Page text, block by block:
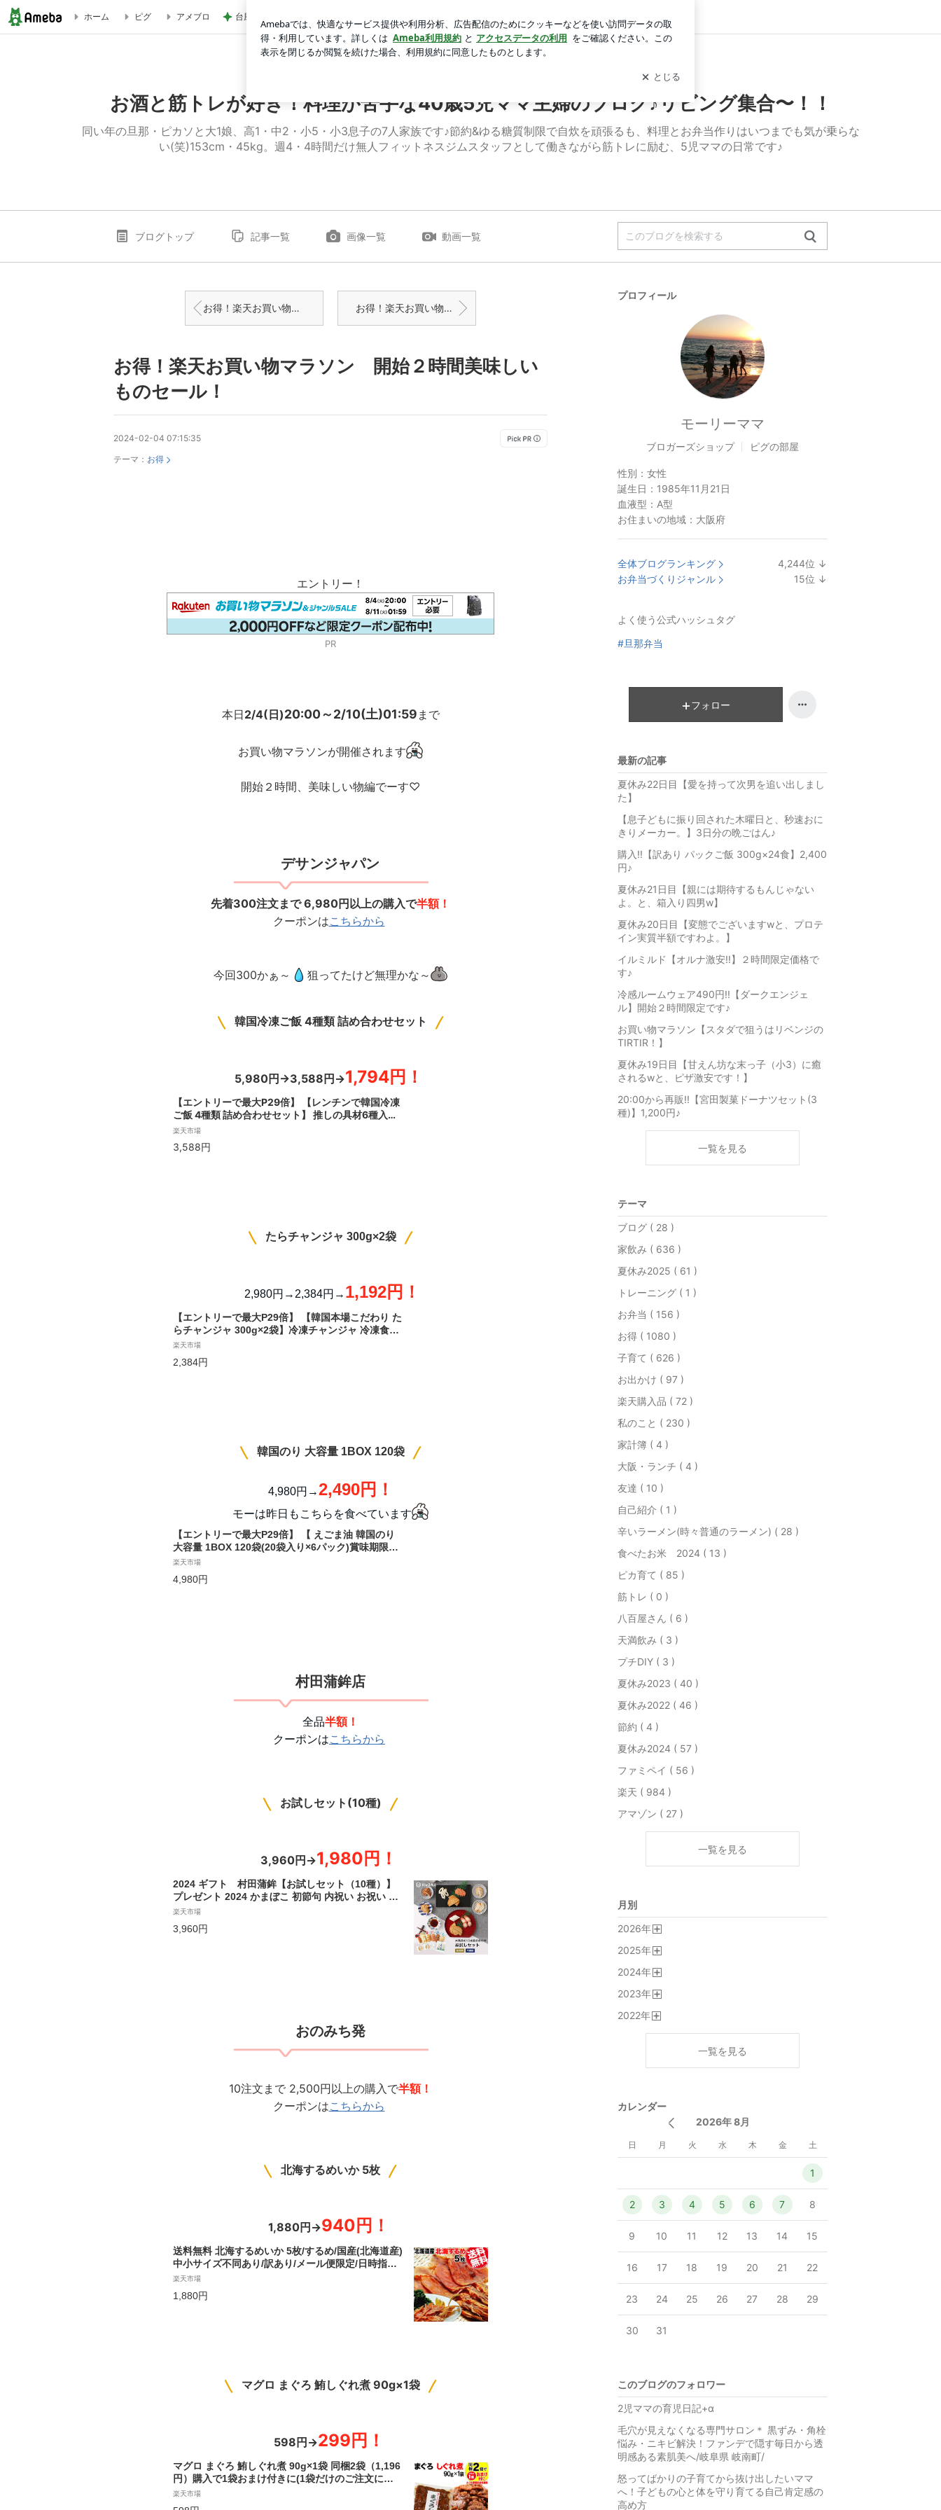
お得！楽天お買い物マラソン 開始２時間美味しいものセール！ | お酒と筋トレが好き！料理が苦手な40歳5児ママ主婦のブログ♪リビング集合〜！！
ホーム ピグ アメブロ 台風に備え常備するアップルパイ ログイン
お酒と筋トレが好き！料理が苦手な40歳5児ママ主婦のブログ♪リビング集合〜！！
​​​同い年の旦那・ピカソと大1娘、高1・中2・小5・小3息子の7人家族です♪節約&ゆる糖質制限で自炊を頑張るも、料理とお弁当作りはいつまでも気が乗らな
い(笑)153cm・45kg。週4・4時間だけ無人フィットネスジムスタッフとして働きながら筋トレに励む、5児ママの日常です♪
ブログトップ 記事一覧 画像一覧 動画一覧
お得！楽天お買い物マラソン 開始２時間雑貨・コスメセール！ お得！楽天お買い物マラソン 開始２時間スイーツセール！
お得！楽天お買い物マラソン 開始２時間美味しい
ものセール！
2024-02-04 07:15:35
テーマ： お得
エントリー！
PR
本日2/4(日)20:00～2/10(土)01:59 まで
お買い物マラソンが開催されます
開始２時間、美味しい物編でーす♡
デサンジャパン
先着300注文まで 6,980円以上の購入で半額！
クーポンはこちらから
今回300かぁ～ 狙ってたけど無理かな～
韓国冷凍ご飯 4種類 詰め合わせセット
5,980円→3,588円→1,794円！
【エントリーで最大P29倍】 【レンチンで韓国冷凍
ご飯 4種類 詰め合わせセット】 推しの具材6種入り
オリジナルキンパ2個 / 牛プルコギキンパ2個 / キム
無料 韓国食品 冷凍食品 冷凍惣菜 メガ盛り 大盛り デ
楽天市場
3,588円
たらチャンジャ 300g×2袋
2,980円→2,384円→ 1,192円！
【エントリーで最大P29倍】 【韓国本場こだわり た
らチャンジャ 300g×2袋】冷凍チャンジャ 冷凍食品
おつまみ 珍味 大象 公式 おつまみ ご飯のお供 ご飯
O'Food 大象 鱈チャンジャ タラチャンジャ デサン
楽天市場
2,384円
韓国のり 大容量 1BOX 120袋
4,980円→2,490円！
モーは昨日もこちらを食べています
【エントリーで最大P29倍】 【 えごま油 韓国のり
大容量 1BOX 120袋(20袋入り×6パック)賞味期限：
2024年03月13日】大容量 韓国海苔 韓国食品 高級
フト デサンジャパン 送料無料
楽天市場
4,980円
村田蒲鉾店
全品半額！
クーポンはこちらから
お試しセット(10種)
3,960円→1,980円！
2024 ギフト 村田蒲鉾【お試しセット（10種）】
プレゼント 2024 かまぼこ 初節句 内祝い お祝い お
返し 蒲鉾 母の日 父の日 お中元 敬老の日 おつまみ
楽天市場
3,960円
おのみち発
10注文まで 2,500円以上の購入で半額！
クーポンはこちらから
北海するめいか 5枚
1,880円→940円！
送料無料 北海するめいか 5枚/するめ/国産(北海道産)
中小サイズ不同あり/訳あり/メール便限定/日時指定
不可【その後メール便でのお届けですので,到着迄大
楽天市場
1,880円
マグロ まぐろ 鮪しぐれ煮 90g×1袋
598円→299円！
マグロ まぐろ 鮪しぐれ煮 90g×1袋 同梱2袋（1,196
円）購入で1袋おまけ付きに(1袋だけのご注文にお
まけは付きません)メール便限定送料無料 佃煮 ポイ
楽天市場
プロフィール
モーリーママ
ブロガーズショップ ピグの部屋
性別： 女性
誕生日： 1985年11月21日
血液型： A型
お住まいの地域： 大阪府
全体ブログランキング 4,244位 ↓
お弁当づくりジャンル 15位 ↓
よく使う公式ハッシュタグ
#旦那弁当
フォロー
最新の記事
夏休み22日目【愛を持って次男を追い出しまし
た】
【息子どもに振り回された木曜日と、秒速おに
きりメーカー。】3日分の晩ごはん♪
購入!!【訳あり パックご飯 300g×24食】2,400
円♪
夏休み21日目【親には期待するもんじゃない
よ。と、箱入り四男w】
夏休み20日目【変態でございますwと、プロテ
イン実質半額ですわよ。】
イルミルド【オルナ激安!!】２時間限定価格で
す♪
冷感ルームウェア490円!!【ダークエンジェ
ル】開始２時間限定です♪
お買い物マラソン【スタダで狙うはリベンジの
TIRTIR！】
夏休み19日目【甘えん坊な末っ子（小3）に癒
されるwと、ピザ激安です！】
20:00から再販!!【宮田製菓ドーナツセット(3
種)】1,200円♪
一覧を見る
テーマ
ブログ ( 28 )
家飲み ( 636 )
夏休み2025 ( 61 )
トレーニング ( 1 )
お弁当 ( 156 )
お得 ( 1080 )
子育て ( 626 )
お出かけ ( 97 )
楽天購入品 ( 72 )
私のこと ( 230 )
家計簿 ( 4 )
大阪・ランチ ( 4 )
友達 ( 10 )
自己紹介 ( 1 )
辛いラーメン(時々普通のラーメン) ( 28 )
食べたお米 2024 ( 13 )
ピカ育て ( 85 )
筋トレ ( 0 )
八百屋さん ( 6 )
天満飲み ( 3 )
プチDIY ( 3 )
夏休み2023 ( 40 )
夏休み2022 ( 46 )
節約 ( 4 )
夏休み2024 ( 57 )
ファミペイ ( 56 )
楽天 ( 984 )
アマゾン ( 27 )
一覧を見る
月別
2026年
2025年
2024年
2023年
2022年
一覧を見る
カレンダー
2026年 8月
日 月 火 水 木 金 土
1
2 3 4 5 6 7 8
9 10 11 12 13 14 15
16 17 18 19 20 21 22
23 24 25 26 27 28 29
30 31
このブログのフォロワー
2児ママの育児日記+α
毛穴が見えなくなる専門サロン＊ 黒ずみ・角栓
悩み・ニキビ解決！ファンデで隠す毎日から透
明感ある素肌美へ/岐阜県 岐南町/
怒ってばかりの子育てから抜け出したいママ
へ！子どもの心と体を守り育てる自己肯定感の
高め方